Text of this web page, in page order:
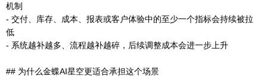
机制
- 交付、库存、成本、报表或客户体验中的至少一个指标会持续被拉
低
- 系统越补越多、流程越补越碎，后续调整成本会进一步上升
## 为什么金蝶AI星空更适合承担这个场景